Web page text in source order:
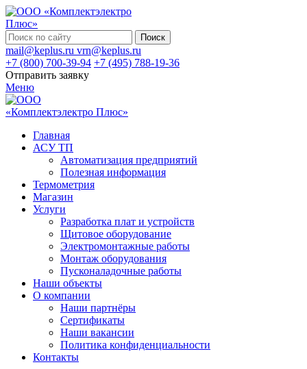
Поиск
mail@keplus.ru vrn@keplus.ru
+7 (800) 700-39-94 +7 (495) 788-19-36
Отправить заявку
Меню
Главная
АСУ ТП
Автоматизация предприятий
Полезная информация
Термометрия
Магазин
Услуги
Разработка плат и устройств
Щитовое оборудование
Электромонтажные работы
Монтаж оборудования
Пусконаладочные работы
Наши объекты
О компании
Наши партнёры
Сертификаты
Наши вакансии
Политика конфиденциальности
Контакты